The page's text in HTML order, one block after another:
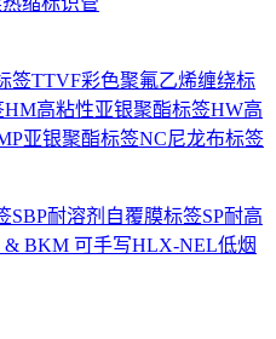
签TTVF彩色聚氟乙烯缠绕标
HM高粘性亚银聚酯标签HW高
亚银聚酯标签NC尼龙布标签
SBP耐溶剂自覆膜标签SP耐高
BKM 可手写HLX-NEL低烟